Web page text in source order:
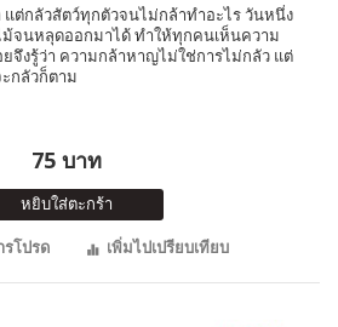
แต่กลัวสัตว์ทุกตัวจนไม่กล้าทำอะไร วันหนึ่ง
จนหลุดออกมาได้ ทำให้ทุกคนเห็นความ
จึงรู้ว่า ความกล้าหาญไม่ใช่การไม่กลัว แต่
กลัวก็ตาม
75 บาท
หยิบใส่ตะกร้า
รโปรด
เพิ่มไปเปรียบเทียบ